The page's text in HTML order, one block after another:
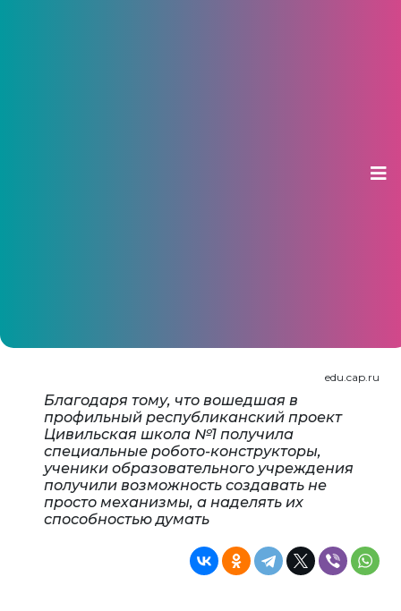
edu.cap.ru
Благодаря тому, что вошедшая в
профильный республиканский проект
Цивильская школа №1 получила
специальные робото-конструкторы,
ученики образовательного учреждения
получили возможность создавать не
просто механизмы, а наделять их
способностью думать